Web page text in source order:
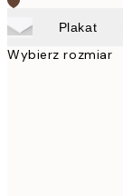
Plakat
Wybierz rozmiar